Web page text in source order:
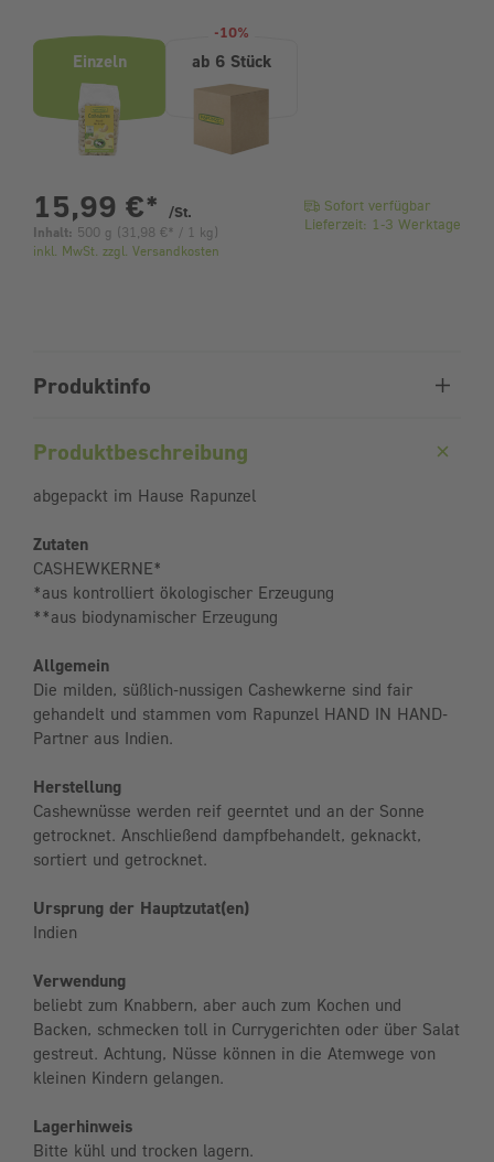
Einzeln
-10%
ab 6 Stück
15,99 €* /St. pro Stück
Inhalt: 500 g ( 31,98 € * / 1 kg)
inkl. MwSt. zzgl. Versandkosten
Sofort verfügbar
Lieferzeit: 1-3 Werktage
Produktinfo
Produktbeschreibung
abgepackt im Hause Rapunzel
Zutaten
CASHEWKERNE*
*aus kontrolliert ökologischer Erzeugung
**aus biodynamischer Erzeugung
Allgemein
Die milden, süßlich-nussigen Cashewkerne sind fair
gehandelt und stammen vom Rapunzel HAND IN HAND-
Partner aus Indien.
Herstellung
Cashewnüsse werden reif geerntet und an der Sonne
getrocknet. Anschließend dampfbehandelt, geknackt,
sortiert und getrocknet.
Ursprung der Hauptzutat(en)
Indien
Verwendung
beliebt zum Knabbern, aber auch zum Kochen und
Backen, schmecken toll in Currygerichten oder über Salat
gestreut. Achtung, Nüsse können in die Atemwege von
kleinen Kindern gelangen.
Lagerhinweis
Bitte kühl und trocken lagern.